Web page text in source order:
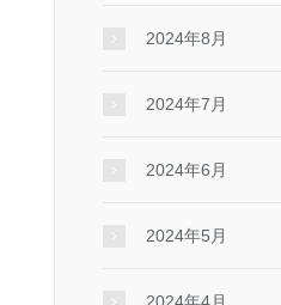
2024年8月
2024年7月
2024年6月
2024年5月